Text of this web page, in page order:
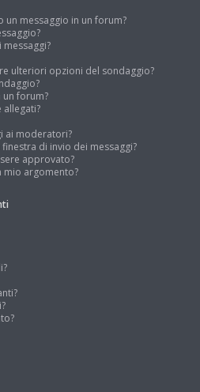
messaggio in un forum?
ulteriori opzioni del sondaggio?
un forum?
allegati?
ai moderatori?
finestra di invio dei messaggi?
approvato?
mio argomento?